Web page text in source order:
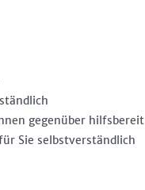
gegenüber hilfsbereit
Sie selbstverständlich